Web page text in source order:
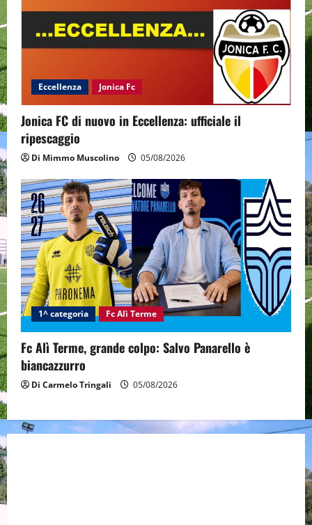
Eccellenza Jonica Fc
Jonica FC di nuovo in Eccellenza: ufficiale il
ripescaggio
Di Mimmo Muscolino 05/08/2026
1^ categoria Fc Alì Terme
Fc Alì Terme, grande colpo: Salvo Panarello è
biancazzurro
Di Carmelo Tringali 05/08/2026